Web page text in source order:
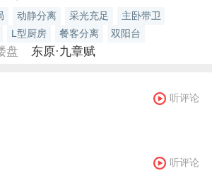
动静分离 采光充足
主卧带卫
L型厨房 餐客分离
双阳台
盘 东原·九章赋
听评论
听评论